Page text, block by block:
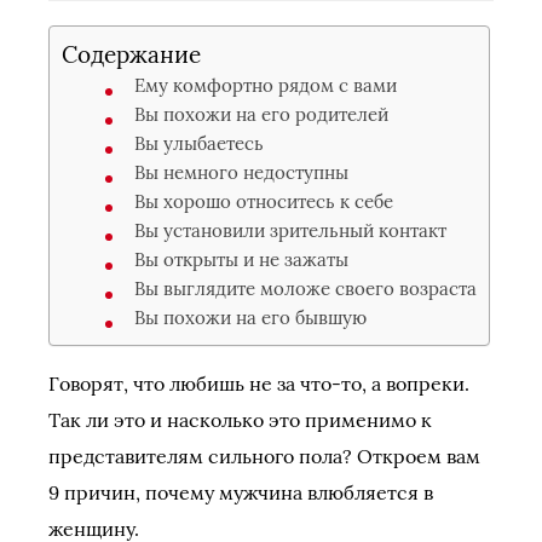
Содержание
Ему комфортно рядом с вами
Вы похожи на его родителей
Вы улыбаетесь
Вы немного недоступны
Вы хорошо относитесь к себе
Вы установили зрительный контакт
Вы открыты и не зажаты
Вы выглядите моложе своего возраста
Вы похожи на его бывшую
Говорят, что любишь не за что-то, а вопреки.
Так ли это и насколько это применимо к
представителям сильного пола? Откроем вам
9 причин, почему мужчина влюбляется в
женщину.